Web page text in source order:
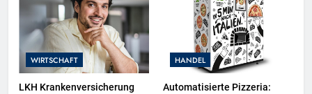
WIRTSCHAFT
LKH Krankenversicherung
HANDEL
Automatisierte Pizzeria: